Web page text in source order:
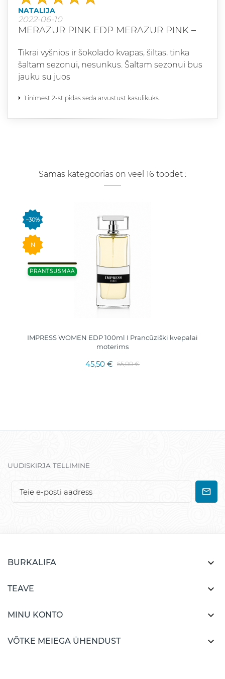
NATALIJA
2022-06-10
MERAZUR PINK EDP MERAZUR PINK –
Tikrai vyšnios ir šokolado kvapas, šiltas, tinka
šaltam sezonui, nesunkus. Šaltam sezonui bus
jauku su juos
1 inimest 2-st pidas seda arvustust kasulikuks.
Samas kategoorias on veel 16 toodet :
−30%
N
PRANTSUSMAA
IMPRESS WOMEN EDP 100ml I Prancūziški kvepalai
moterims
45,50 € 65,00 €
UUDISKIRJA TELLIMINE
BURKALIFA 
TEAVE 
MINU KONTO 
VÕTKE MEIEGA ÜHENDUST 